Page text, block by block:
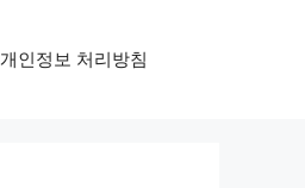
개인정보 처리방침